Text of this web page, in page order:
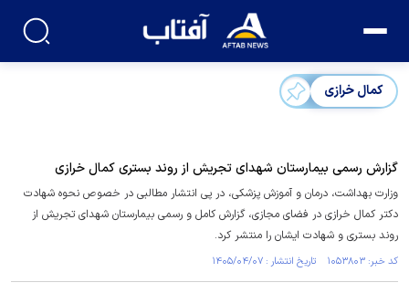
کمال خرازی
گزارش رسمی بیمارستان شهدای تجریش از روند بستری کمال خرازی
وزارت بهداشت، درمان و آموزش پزشکی، در پی انتشار مطالبی در خصوص نحوه شهادت
دکتر کمال خرازی در فضای مجازی، گزارش کامل و رسمی بیمارستان شهدای تجریش از
روند بستری و شهادت ایشان را منتشر کرد.
کد خبر: ۱۰۵۳۸۰۳ تاریخ انتشار : ۱۴۰۵/۰۴/۰۷